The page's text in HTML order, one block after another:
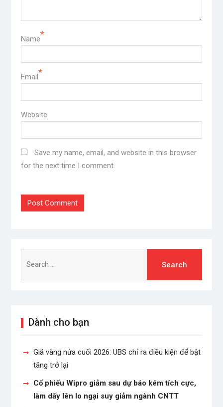
Name*
Email*
Website
Save my name, email, and website in this browser
for the next time I comment.
for:
Dành cho bạn
Giá vàng nửa cuối 2026: UBS chỉ ra điều kiện để bật
tăng trở lại
Cổ phiếu Wipro giảm sau dự báo kém tích cực,
làm dấy lên lo ngại suy giảm ngành CNTT